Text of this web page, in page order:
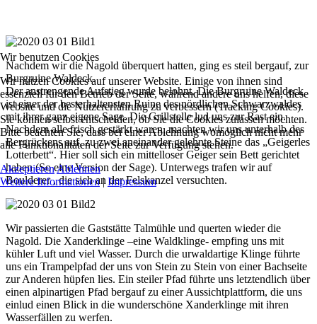
Nachdem wir die Nagold überquert hatten, ging es steil bergauf, zur
Burgruine Waldeck.
Der anstrengende Aufstieg wurde belohnt. Die Burgruine Waldeck
ist einer der besterhaltensten Ruine des nördlichen Schwarzwaldes
mit ihrer ganz eigene Sage. Die Grillstelle lud uns zur Rast ein.
Nachdem alle frisch gestärkt waren, machten wir uns unterhalb des
Bergrückens auf, zu zwei aneinander gelehnte Steine das „Geigerles
Lotterbett“. Hier soll sich ein mittelloser Geiger sein Bett gerichtet
haben (So eine Version der Sage). Unterwegs trafen wir auf
Boulderer , die sich an der Felskanzel versuchten.
Wir passierten die Gaststätte Talmühle und querten wieder die
Nagold. Die Xanderklinge –eine Waldklinge- empfing uns mit
kühler Luft und viel Wasser. Durch die urwaldartige Klinge führte
uns ein Trampelpfad der uns von Stein zu Stein von einer Bachseite
zur Anderen hüpfen lies. Ein steiler Pfad führte uns letztendlich über
einen alpinartigen Pfad bergauf zu einer Aussichtplattform, die uns
einlud einen Blick in die wunderschöne Xanderklinge mit ihren
Wasserfällen zu werfen.
Wir benutzen Cookies
Wir nutzen Cookies auf unserer Website. Einige von ihnen sind
essenziell für den Betrieb der Seite, während andere uns helfen, diese
Website und die Nutzererfahrung zu verbessern (Tracking Cookies).
Sie können selbst entscheiden, ob Sie die Cookies zulassen möchten.
Bitte beachten Sie, dass bei einer Ablehnung womöglich nicht mehr
alle Funktionalitäten der Seite zur Verfügung stehen.
AkzeptierenAblehnen
Weitere Informationen|Impressum